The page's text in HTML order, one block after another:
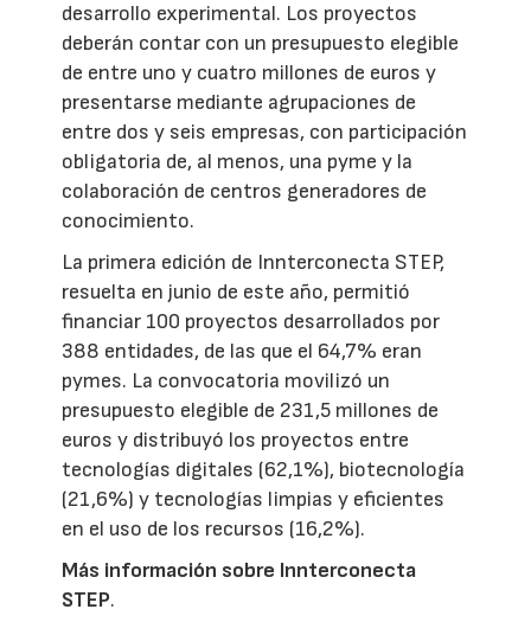
desarrollo experimental. Los proyectos
deberán contar con un presupuesto elegible
de entre uno y cuatro millones de euros y
presentarse mediante agrupaciones de
entre dos y seis empresas, con participación
obligatoria de, al menos, una pyme y la
colaboración de centros generadores de
conocimiento.
La primera edición de Innterconecta STEP,
resuelta en junio de este año, permitió
financiar 100 proyectos desarrollados por
388 entidades, de las que el 64,7% eran
pymes. La convocatoria movilizó un
presupuesto elegible de 231,5 millones de
euros y distribuyó los proyectos entre
tecnologías digitales (62,1%), biotecnología
(21,6%) y tecnologías limpias y eficientes
en el uso de los recursos (16,2%).
Más información sobre Innterconecta
STEP.